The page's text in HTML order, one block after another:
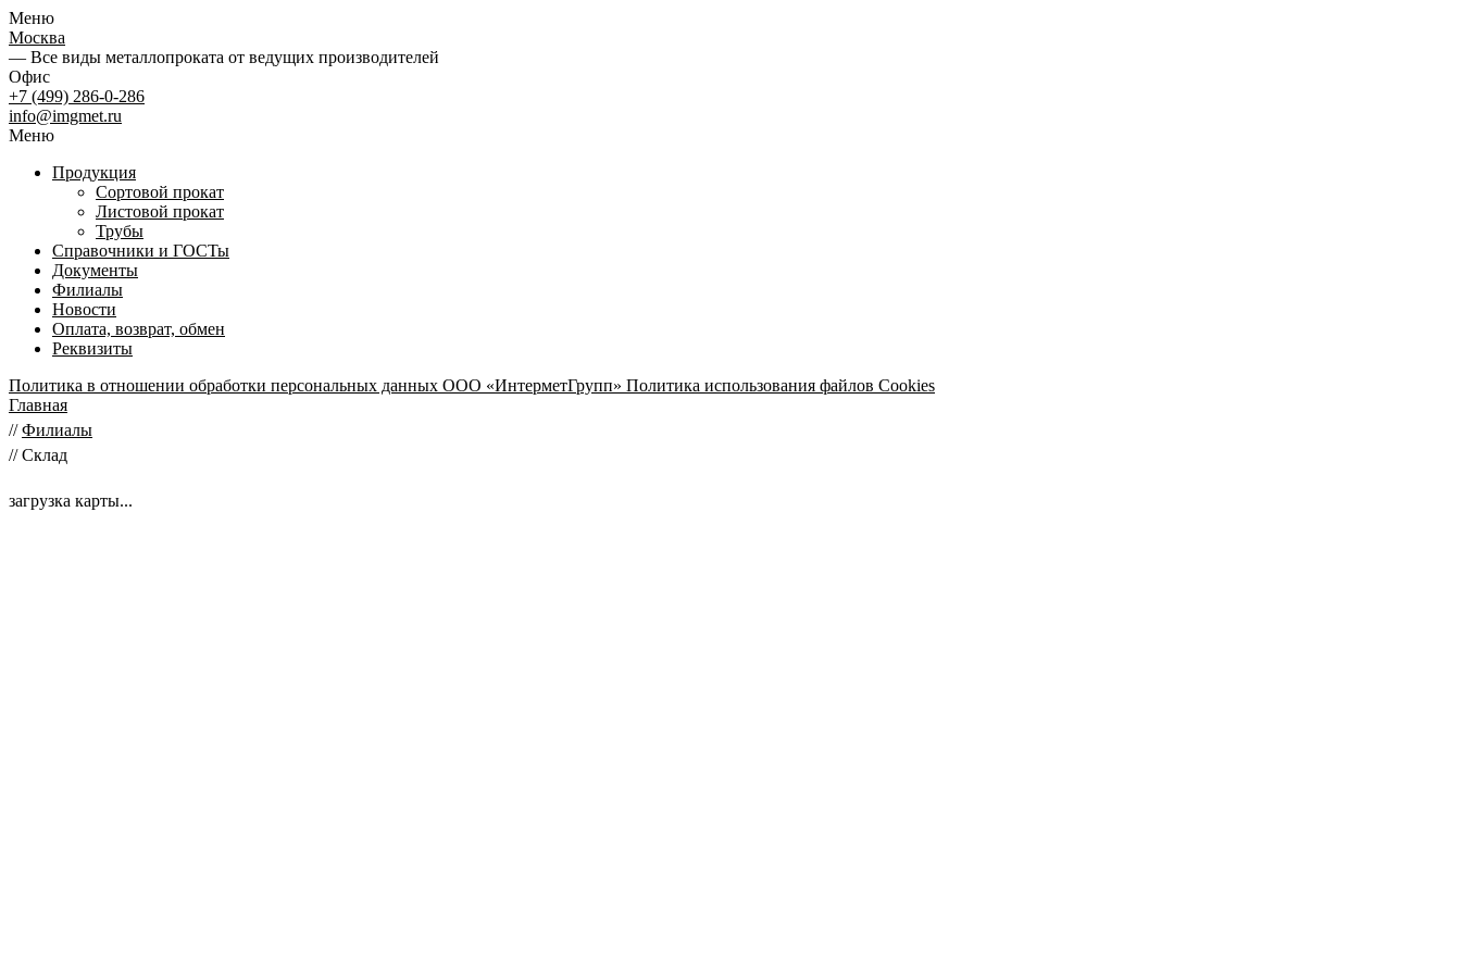
Меню
Москва
— Все виды металлопроката от ведущих производителей
Офис
+7 (499) 286-0-286
info@imgmet.ru
Меню
Продукция
Сортовой прокат
Листовой прокат
Трубы
Справочники и ГОСТы
Документы
Филиалы
Новости
Оплата, возврат, обмен
Реквизиты
Политика в отношении обработки персональных данных ООО «ИнтерметГрупп» Политика использования файлов Cookies
Главная
// Филиалы
// Склад
загрузка карты...